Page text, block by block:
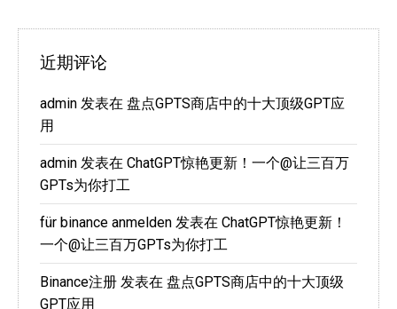
近期评论
admin 发表在 盘点GPTS商店中的十大顶级GPT应
用
admin 发表在 ChatGPT惊艳更新！一个@让三百万
GPTs为你打工
für binance anmelden 发表在 ChatGPT惊艳更新！
一个@让三百万GPTs为你打工
Binance注册 发表在 盘点GPTS商店中的十大顶级
GPT应用